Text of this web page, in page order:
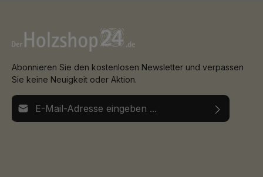
Abonnieren Sie den kostenlosen Newsletter und verpassen
Sie keine Neuigkeit oder Aktion.
E-Mail-Adresse*